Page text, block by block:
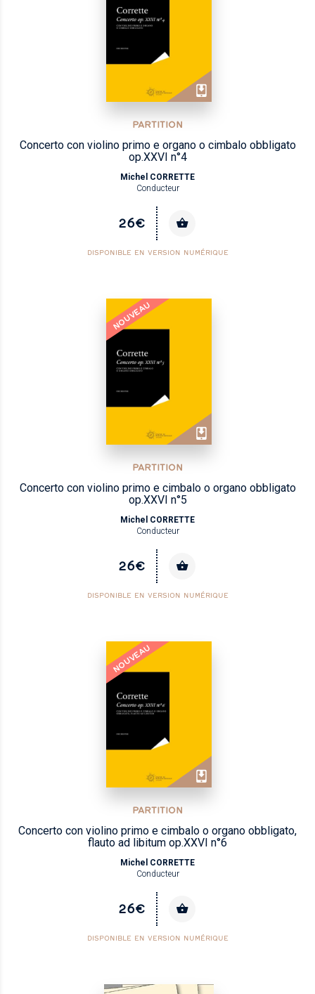
PARTITION
Concerto con violino primo e organo o cimbalo obbligato
op.XXVI n°4
Michel CORRETTE
Conducteur
26€
DISPONIBLE EN VERSION NUMÉRIQUE
NOUVEAU
PARTITION
Concerto con violino primo e cimbalo o organo obbligato
op.XXVI n°5
Michel CORRETTE
Conducteur
26€
DISPONIBLE EN VERSION NUMÉRIQUE
NOUVEAU
PARTITION
Concerto con violino primo e cimbalo o organo obbligato,
flauto ad libitum op.XXVI n°6
Michel CORRETTE
Conducteur
26€
DISPONIBLE EN VERSION NUMÉRIQUE